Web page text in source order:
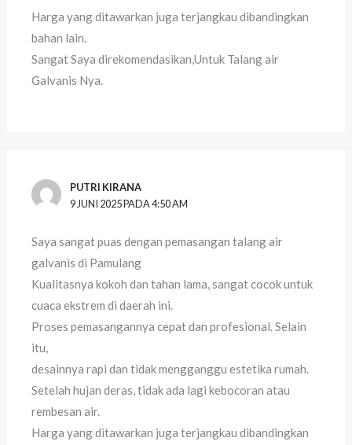
Harga yang ditawarkan juga terjangkau dibandingkan
bahan lain.
Sangat Saya direkomendasikan,Untuk Talang air
Galvanis Nya.
PUTRI KIRANA
9 JUNI 2025 PADA 4:50 AM
Saya sangat puas dengan pemasangan talang air
galvanis di Pamulang
Kualitasnya kokoh dan tahan lama, sangat cocok untuk
cuaca ekstrem di daerah ini.
Proses pemasangannya cepat dan profesional. Selain
itu,
desainnya rapi dan tidak mengganggu estetika rumah.
Setelah hujan deras, tidak ada lagi kebocoran atau
rembesan air.
Harga yang ditawarkan juga terjangkau dibandingkan